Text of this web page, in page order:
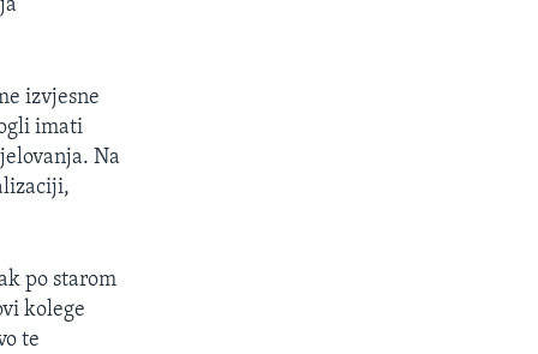
izvjesne
imati
Na
po starom
kolege
te